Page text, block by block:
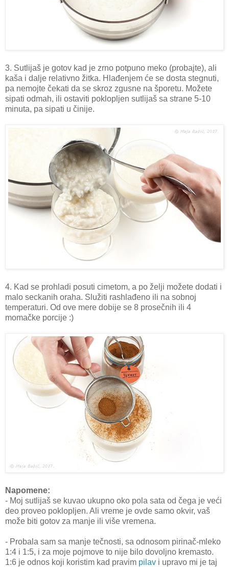
3. Sutlijaš je gotov kad je zrno potpuno meko (probajte), ali
kaša i dalje relativno žitka. Hlađenjem će se dosta stegnuti,
pa nemojte čekati da se skroz zgusne na šporetu. Možete
sipati odmah, ili ostaviti poklopljen sutlijaš sa strane 5-10
minuta, pa sipati u činije.
4. Kad se prohladi posuti cimetom, a po želji možete dodati i
malo seckanih oraha. Služiti rashlađeno ili na sobnoj
temperaturi. Od ove mere dobije se 8 prosečnih ili 4
momačke porcije :)
Napomene:
- Moj sutlijaš se kuvao ukupno oko pola sata od čega je veći
deo proveo poklopljen. Ali vreme je ovde samo okvir, vaš
može biti gotov za manje ili više vremena.
- Probala sam sa manje tečnosti, sa odnosom pirinač-mleko
1:4 i 1:5, i za moje pojmove to nije bilo dovoljno kremasto.
1:6 je odnos koji koristim kad pravim pilav i upravo mi je taj